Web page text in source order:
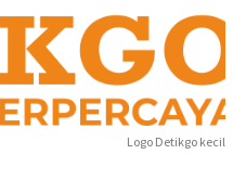
Logo Detikgo kecil